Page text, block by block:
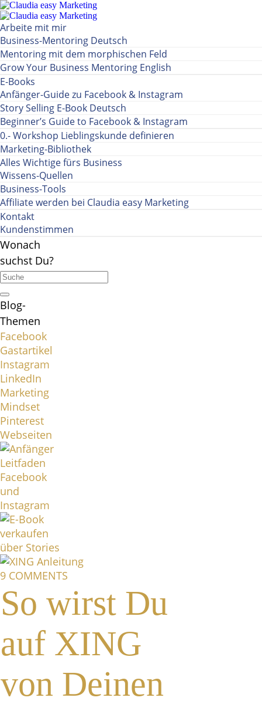
Arbeite mit mir
Business-Mentoring Deutsch
Mentoring mit dem morphischen Feld
Grow Your Business Mentoring English
E-Books
Anfänger-Guide zu Facebook & Instagram
Story Selling E-Book Deutsch
Beginner’s Guide to Facebook & Instagram
0.- Workshop Lieblingskunde definieren
Marketing-Bibliothek
Alles Wichtige fürs Business
Wissens-Quellen
Business-Tools
Affiliate werden bei Claudia easy Marketing
Kontakt
Kundenstimmen
Wonach
suchst Du?
Blog-
Themen
Facebook
Gastartikel
Instagram
LinkedIn
Marketing
Mindset
Pinterest
Webseiten
9 COMMENTS
So wirst Du
auf XING
von Deinen